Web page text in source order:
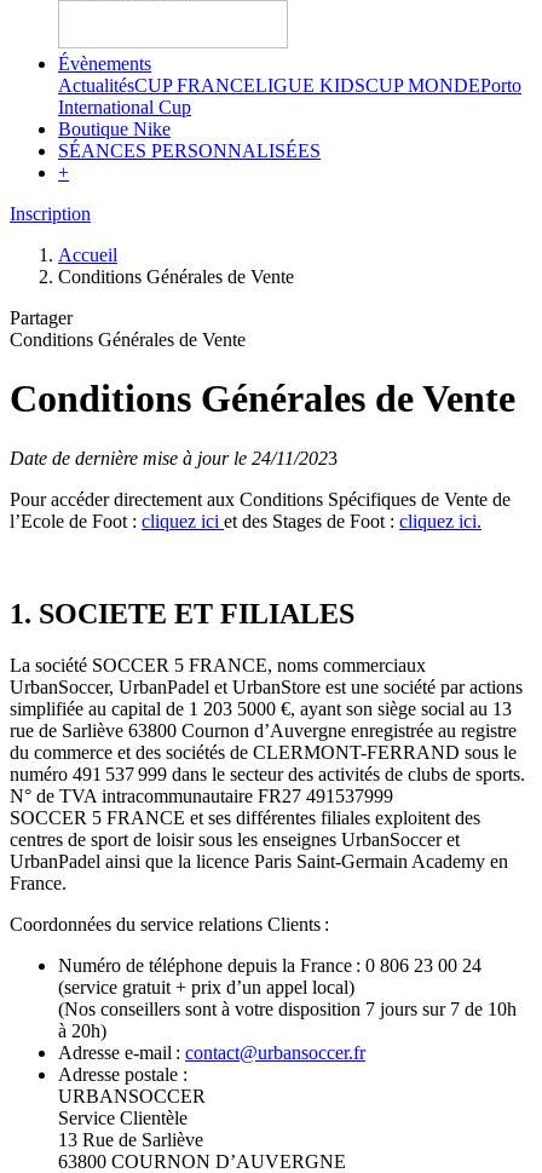
Évènements
ActualitésCUP FRANCELIGUE KIDSCUP MONDEPorto
International Cup
Boutique Nike
SÉANCES PERSONNALISÉES
+
Inscription
Accueil
Conditions Générales de Vente
Partager
Conditions Générales de Vente
Conditions Générales de Vente
Date de dernière mise à jour le 24/11/2023
Pour accéder directement aux Conditions Spécifiques de Vente de
l’Ecole de Foot : cliquez ici et des Stages de Foot : cliquez ici.
1. SOCIETE ET FILIALES
La société SOCCER 5 FRANCE, noms commerciaux
UrbanSoccer, UrbanPadel et UrbanStore est une société par actions
simplifiée au capital de 1 203 5000 €, ayant son siège social au 13
rue de Sarliève 63800 Cournon d’Auvergne enregistrée au registre
du commerce et des sociétés de CLERMONT-FERRAND sous le
numéro 491 537 999 dans le secteur des activités de clubs de sports.
N° de TVA intracommunautaire FR27 491537999
SOCCER 5 FRANCE et ses différentes filiales exploitent des
centres de sport de loisir sous les enseignes UrbanSoccer et
UrbanPadel ainsi que la licence Paris Saint-Germain Academy en
France.
Coordonnées du service relations Clients :
Numéro de téléphone depuis la France : 0 806 23 00 24
(service gratuit + prix d’un appel local)
(Nos conseillers sont à votre disposition 7 jours sur 7 de 10h
à 20h)
Adresse e-mail : contact@urbansoccer.fr
Adresse postale :
URBANSOCCER
Service Clientèle
13 Rue de Sarliève
63800 COURNON D’AUVERGNE